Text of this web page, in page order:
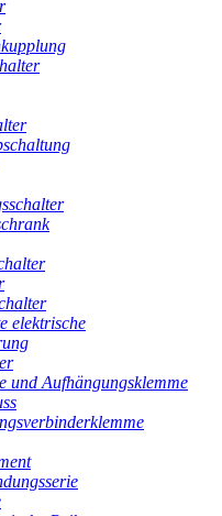
elektrische
und Aufhängungsklemme